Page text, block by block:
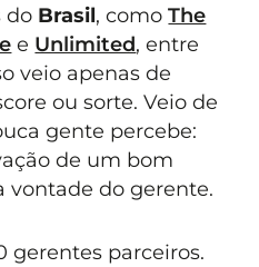
do Brasil, comoThe
e Unlimited, entre
veio apenas de
ou sorte. Veio de
gente percebe:
de um bom
vontade do gerente.
gerentes parceiros.